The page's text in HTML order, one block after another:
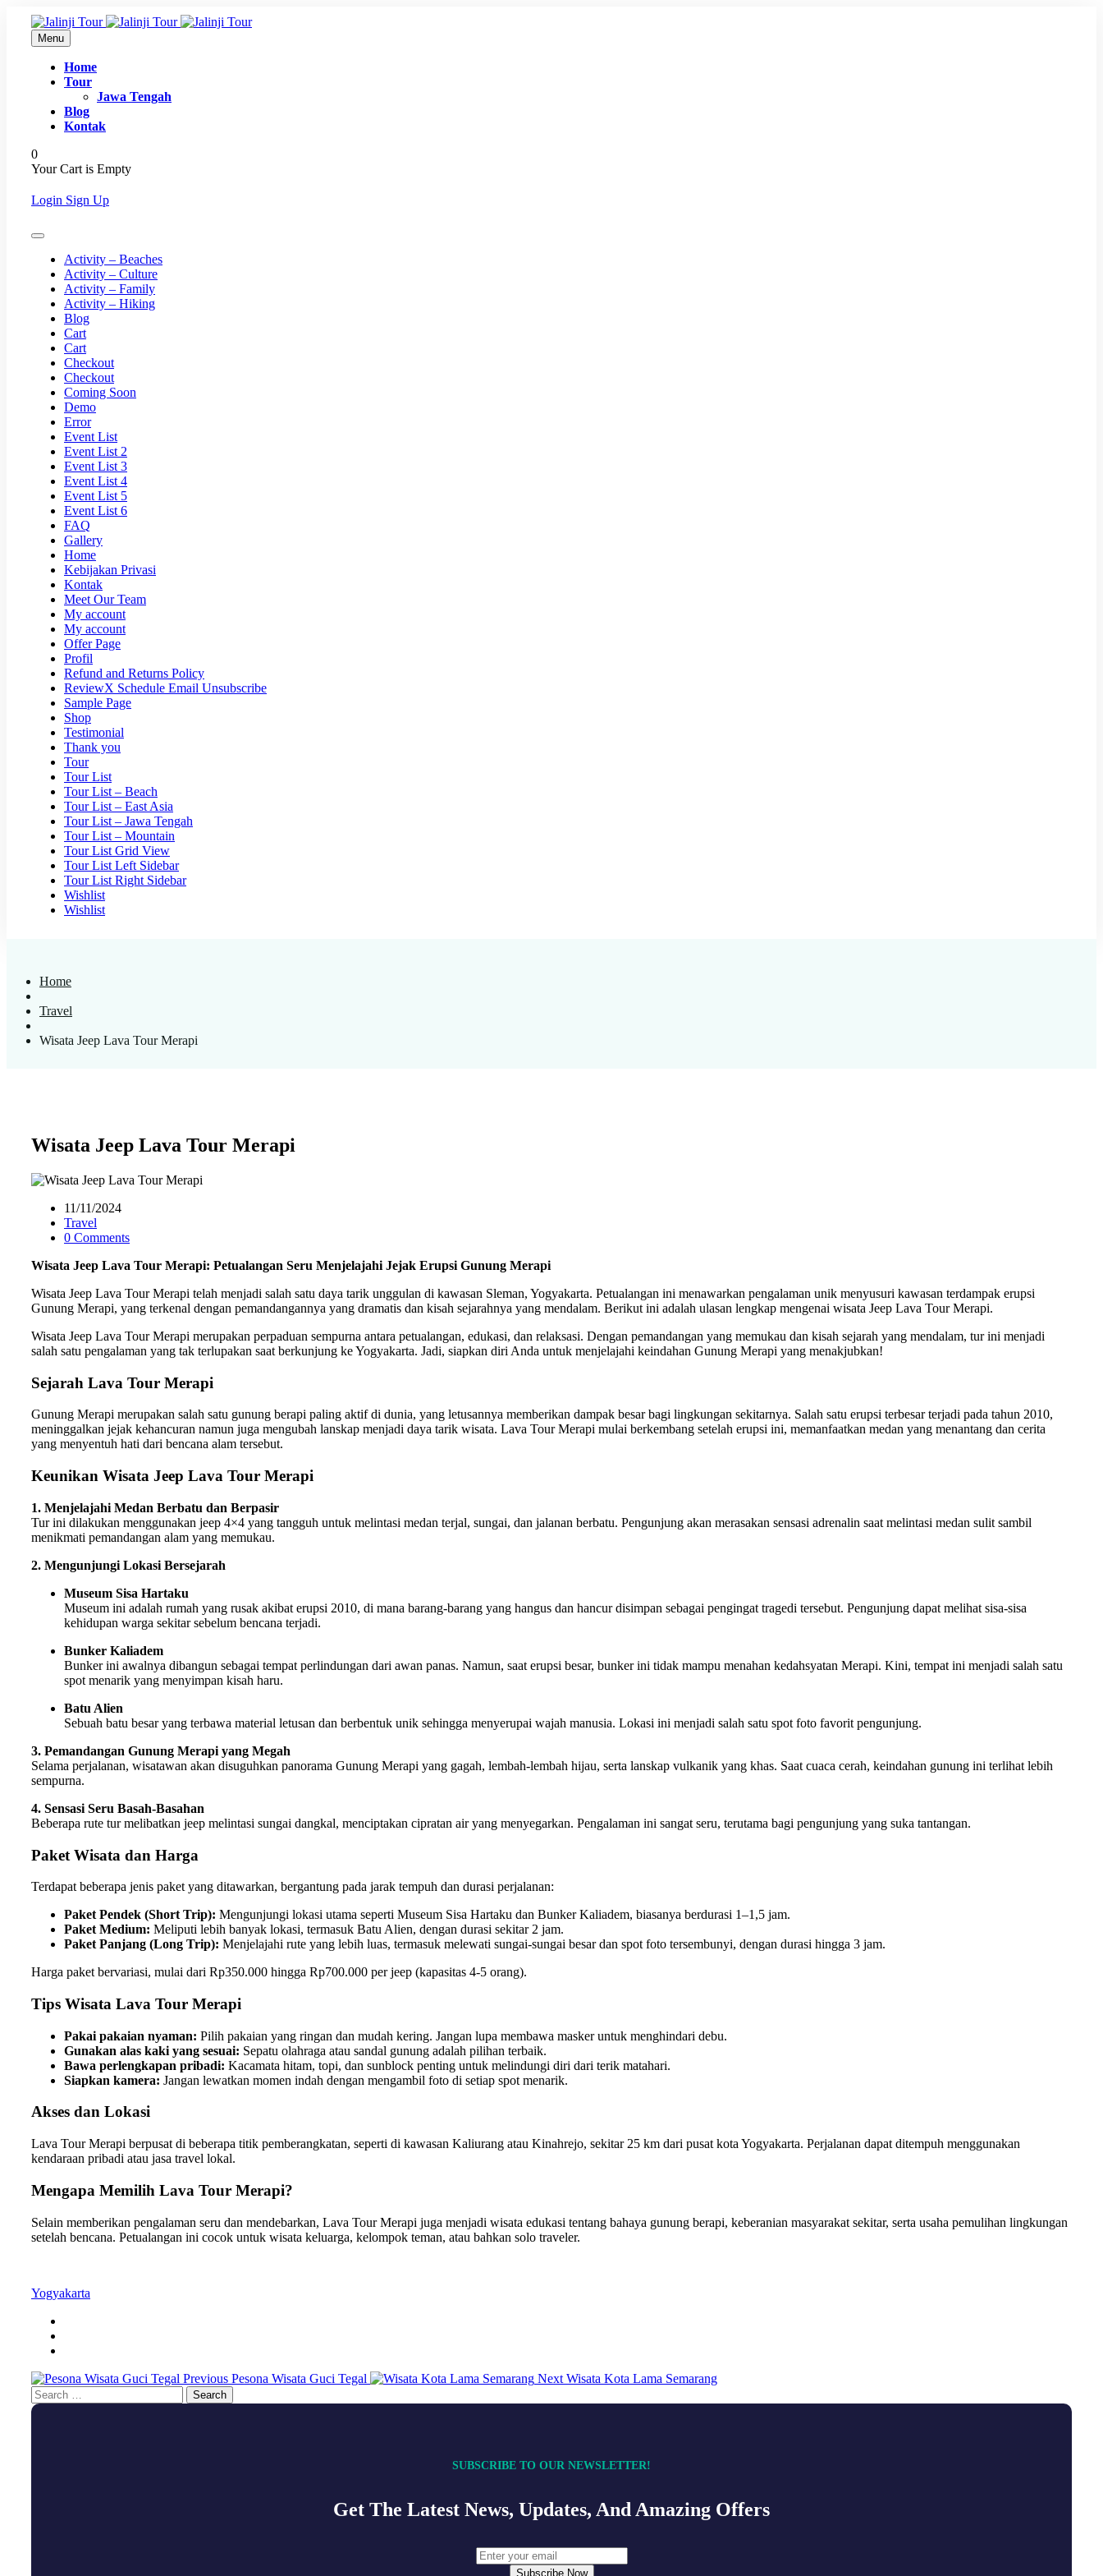
Menu
Home
Tour
Jawa Tengah
Blog
Kontak
0
Your Cart is Empty
Login Sign Up
Activity – Beaches
Activity – Culture
Activity – Family
Activity – Hiking
Blog
Cart
Cart
Checkout
Checkout
Coming Soon
Demo
Error
Event List
Event List 2
Event List 3
Event List 4
Event List 5
Event List 6
FAQ
Gallery
Home
Kebijakan Privasi
Kontak
Meet Our Team
My account
My account
Offer Page
Profil
Refund and Returns Policy
ReviewX Schedule Email Unsubscribe
Sample Page
Shop
Testimonial
Thank you
Tour
Tour List
Tour List – Beach
Tour List – East Asia
Tour List – Jawa Tengah
Tour List – Mountain
Tour List Grid View
Tour List Left Sidebar
Tour List Right Sidebar
Wishlist
Wishlist
Home
Travel
Wisata Jeep Lava Tour Merapi
Wisata Jeep Lava Tour Merapi
11/11/2024
Travel
0 Comments
Wisata Jeep Lava Tour Merapi: Petualangan Seru Menjelajahi Jejak Erupsi Gunung Merapi
Wisata Jeep Lava Tour Merapi telah menjadi salah satu daya tarik unggulan di kawasan Sleman, Yogyakarta. Petualangan ini menawarkan pengalaman unik menyusuri kawasan terdampak erupsi
Gunung Merapi, yang terkenal dengan pemandangannya yang dramatis dan kisah sejarahnya yang mendalam. Berikut ini adalah ulasan lengkap mengenai wisata Jeep Lava Tour Merapi.
Wisata Jeep Lava Tour Merapi merupakan perpaduan sempurna antara petualangan, edukasi, dan relaksasi. Dengan pemandangan yang memukau dan kisah sejarah yang mendalam, tur ini menjadi
salah satu pengalaman yang tak terlupakan saat berkunjung ke Yogyakarta. Jadi, siapkan diri Anda untuk menjelajahi keindahan Gunung Merapi yang menakjubkan!
Sejarah Lava Tour Merapi
Gunung Merapi merupakan salah satu gunung berapi paling aktif di dunia, yang letusannya memberikan dampak besar bagi lingkungan sekitarnya. Salah satu erupsi terbesar terjadi pada tahun 2010,
meninggalkan jejak kehancuran namun juga mengubah lanskap menjadi daya tarik wisata. Lava Tour Merapi mulai berkembang setelah erupsi ini, memanfaatkan medan yang menantang dan cerita
yang menyentuh hati dari bencana alam tersebut.
Keunikan Wisata Jeep Lava Tour Merapi
1. Menjelajahi Medan Berbatu dan Berpasir
Tur ini dilakukan menggunakan jeep 4×4 yang tangguh untuk melintasi medan terjal, sungai, dan jalanan berbatu. Pengunjung akan merasakan sensasi adrenalin saat melintasi medan sulit sambil
menikmati pemandangan alam yang memukau.
2. Mengunjungi Lokasi Bersejarah
Museum Sisa Hartaku
Museum ini adalah rumah yang rusak akibat erupsi 2010, di mana barang-barang yang hangus dan hancur disimpan sebagai pengingat tragedi tersebut. Pengunjung dapat melihat sisa-sisa
kehidupan warga sekitar sebelum bencana terjadi.
Bunker Kaliadem
Bunker ini awalnya dibangun sebagai tempat perlindungan dari awan panas. Namun, saat erupsi besar, bunker ini tidak mampu menahan kedahsyatan Merapi. Kini, tempat ini menjadi salah satu
spot menarik yang menyimpan kisah haru.
Batu Alien
Sebuah batu besar yang terbawa material letusan dan berbentuk unik sehingga menyerupai wajah manusia. Lokasi ini menjadi salah satu spot foto favorit pengunjung.
3. Pemandangan Gunung Merapi yang Megah
Selama perjalanan, wisatawan akan disuguhkan panorama Gunung Merapi yang gagah, lembah-lembah hijau, serta lanskap vulkanik yang khas. Saat cuaca cerah, keindahan gunung ini terlihat lebih
sempurna.
4. Sensasi Seru Basah-Basahan
Beberapa rute tur melibatkan jeep melintasi sungai dangkal, menciptakan cipratan air yang menyegarkan. Pengalaman ini sangat seru, terutama bagi pengunjung yang suka tantangan.
Paket Wisata dan Harga
Terdapat beberapa jenis paket yang ditawarkan, bergantung pada jarak tempuh dan durasi perjalanan:
Paket Pendek (Short Trip): Mengunjungi lokasi utama seperti Museum Sisa Hartaku dan Bunker Kaliadem, biasanya berdurasi 1–1,5 jam.
Paket Medium: Meliputi lebih banyak lokasi, termasuk Batu Alien, dengan durasi sekitar 2 jam.
Paket Panjang (Long Trip): Menjelajahi rute yang lebih luas, termasuk melewati sungai-sungai besar dan spot foto tersembunyi, dengan durasi hingga 3 jam.
Harga paket bervariasi, mulai dari Rp350.000 hingga Rp700.000 per jeep (kapasitas 4-5 orang).
Tips Wisata Lava Tour Merapi
Pakai pakaian nyaman: Pilih pakaian yang ringan dan mudah kering. Jangan lupa membawa masker untuk menghindari debu.
Gunakan alas kaki yang sesuai: Sepatu olahraga atau sandal gunung adalah pilihan terbaik.
Bawa perlengkapan pribadi: Kacamata hitam, topi, dan sunblock penting untuk melindungi diri dari terik matahari.
Siapkan kamera: Jangan lewatkan momen indah dengan mengambil foto di setiap spot menarik.
Akses dan Lokasi
Lava Tour Merapi berpusat di beberapa titik pemberangkatan, seperti di kawasan Kaliurang atau Kinahrejo, sekitar 25 km dari pusat kota Yogyakarta. Perjalanan dapat ditempuh menggunakan
kendaraan pribadi atau jasa travel lokal.
Mengapa Memilih Lava Tour Merapi?
Selain memberikan pengalaman seru dan mendebarkan, Lava Tour Merapi juga menjadi wisata edukasi tentang bahaya gunung berapi, keberanian masyarakat sekitar, serta usaha pemulihan lingkungan
setelah bencana. Petualangan ini cocok untuk wisata keluarga, kelompok teman, atau bahkan solo traveler.
Yogyakarta
Previous Pesona Wisata Guci Tegal Next Wisata Kota Lama Semarang
Search
for:
SUBSCRIBE TO OUR NEWSLETTER!
Get The Latest News, Updates, And Amazing Offers
Subscribe Now